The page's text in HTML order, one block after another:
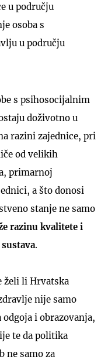
u području
osoba s
u području
s psihosocijalnim
doživotno u
razini zajednice, pri
od velikih
primarnoj
a što donosi
stanje ne samo
razinu kvalitete i
.
želi li Hrvatska
nije samo
i obrazovanja,
te da politika
ne samo za